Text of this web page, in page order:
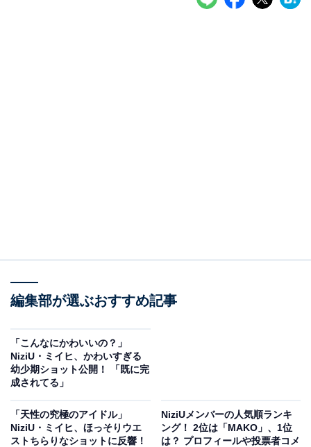
編集部が選ぶおすすめ記事
「こんなにかわいいの？」
NiziU・ミイヒ、かわいすぎる
幼少期ショット公開！ 「既に完
成されてる」
「天性の究極のアイドル」
NiziU・ミイヒ、ほっそりウエ
ストちらりなショットに反響！
NiziUメンバーの人気順ランキ
ング！ 2位は「MAKO」、1位
は？ プロフィールや投票者コメ